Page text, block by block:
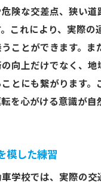
険な交差点、狭い道
これにより、実際の
ことができます。ま
向上だけでなく、地
とにも繋がります。
を心がける意識が自
模した練習
学校では、実際の交